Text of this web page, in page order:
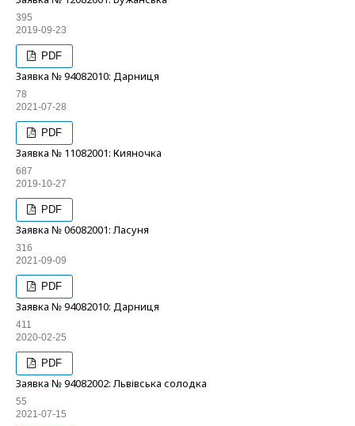
395
2019-09-23
PDF
Заявка № 94082010: Дарниця
78
2021-07-28
PDF
Заявка № 11082001: Кияночка
687
2019-10-27
PDF
Заявка № 06082001: Ласуня
316
2021-09-09
PDF
Заявка № 94082010: Дарниця
411
2020-02-25
PDF
Заявка № 94082002: Львівська солодка
55
2021-07-15